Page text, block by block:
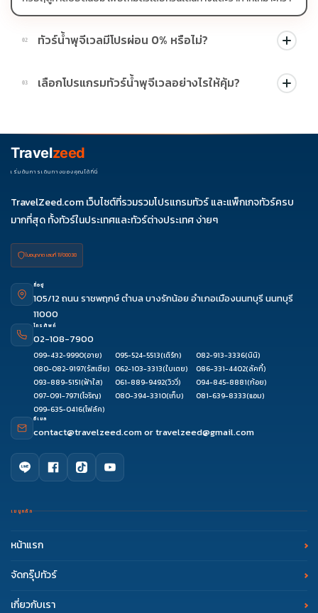
02 ทัวร์น้ำพุจีเวลมีโปรผ่อน 0% หรือไม่?
บางโปรแกรมมีโปรผ่อน 0% หรือโปรโมชั่นบัตรเครดิตตามเงื่อนไขที่
บริษัทกำหนด สามารถดูสัญลักษณ์โปรโมชั่นในรายการทัวร์แต่ละ
03 เลือกโปรแกรมทัวร์น้ำพุจีเวลอย่างไรให้คุ้ม?
ช่วงราคา ไม่ควรเทียบจากราคาต่ำสุดเพียงอย่างเดียว
Travelzeed
เริ่มต้นการเดินทางของคุณได้ที่นี่
TravelZeed.com เว็บไซต์ที่รวมรวมโปรแกรมทัวร์ และแพ็กเกจทัวร์ครบ
มากที่สุด ทั้งทัวร์ในประเทศและทัวร์ต่างประเทศ ง่ายๆ
ใบอนุญาต เลขที่ 11/08038
ที่อยู่
105/12 ถนน ราชพฤกษ์ ตำบล บางรักน้อย อำเภอเมืองนนทบุรี นนทบุรี
11000
โทรศัพท์
02-108-7900
099-432-9990(อาย) 095-524-5513(เติร์ก) 082-913-3336(นินิ)
080-082-9197(รัสเซีย) 062-103-3313(ใบเตย) 086-331-4402(ลัคกี้)
093-889-5151(ฟ้าใส) 061-889-9492(วิววี่) 094-845-8881(ก้อย)
097-091-7971(โจริญ) 080-394-3310(เก็บ) 081-639-8333(แอม)
099-635-0416(โฟล์ค)
อีเมล
contact@travelzeed.comortravelzeed@gmail.com
เมนูหลัก
หน้าแรก
จัดกรุ๊ปทัวร์
เกี่ยวกับเรา